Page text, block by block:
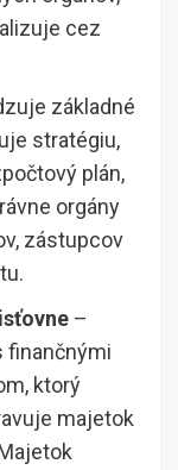
cez
základné
stratégiu,
plán,
orgány
zástupcov
–
finančnými
ktorý
majetok